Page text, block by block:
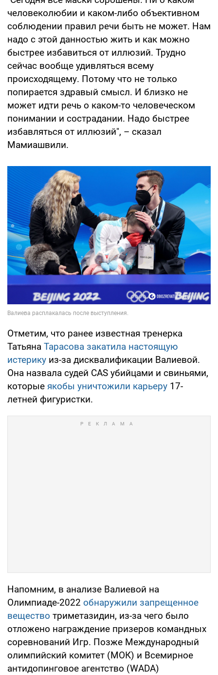
человеколюбии и каком-либо объективном
соблюдении правил речи быть не может. Нам
надо с этой данностью жить и как можно
быстрее избавиться от иллюзий. Трудно
сейчас вообще удивляться всему
происходящему. Потому что не только
попирается здравый смысл. И близко не
может идти речь о каком-то человеческом
понимании и сострадании. Надо быстрее
избавляться от иллюзий", – сказал
Мамиашвили.
Отметим, что ранее известная тренерка
Татьяна Тарасова закатила настоящую
истерику из-за дисквалификации Валиевой.
Она назвала судей CAS убийцами и свиньями,
которые якобы уничтожили карьеру 17-
летней фигуристки.
Напомним, в анализе Валиевой на
Олимпиаде-2022 обнаружили запрещенное
вещество триметазидин, из-за чего было
отложено награждение призеров командных
соревнований Игр. Позже Международный
олимпийский комитет (МОК) и Всемирное
антидопинговое агентство (WADA)